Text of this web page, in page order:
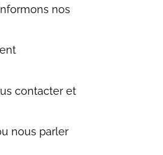
nos
contacter et
nous parler